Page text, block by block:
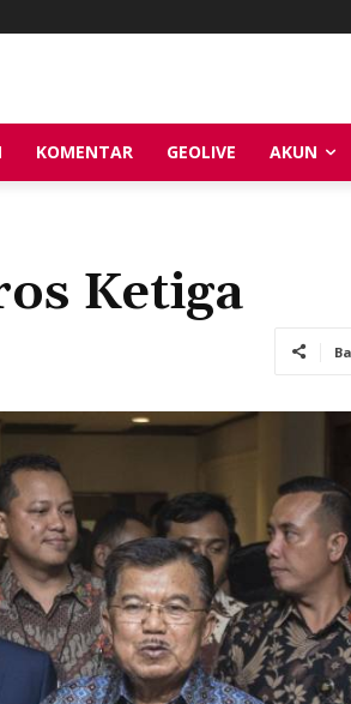
KOMENTAR GEOLIVE AKUN
Ketiga